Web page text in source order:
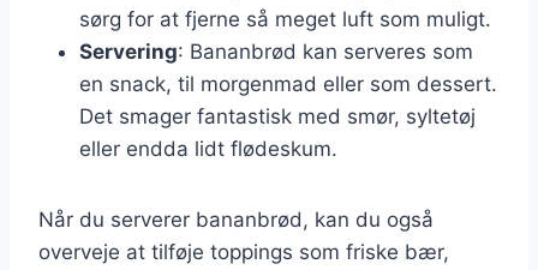
sørg for at fjerne så meget luft som muligt.
Servering: Bananbrød kan serveres som
en snack, til morgenmad eller som dessert.
Det smager fantastisk med smør, syltetøj
eller endda lidt flødeskum.
Når du serverer bananbrød, kan du også
overveje at tilføje toppings som friske bær,